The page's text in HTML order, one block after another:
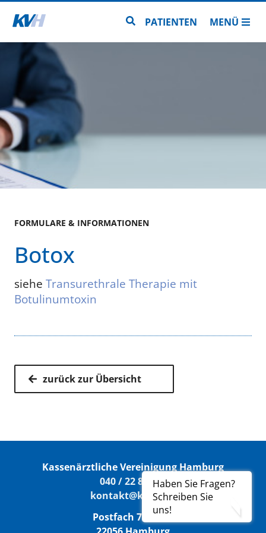
Zur Startseite Zur Seitensuche
PATIENTEN MENÜ
Haben Sie Fragen?
Schreiben Sie
uns!
FORMULARE & INFORMATIONEN
Botox
siehe Transurethrale Therapie mit
Botulinumtoxin
zurück zur Übersicht
Kassenärztliche Vereinigung Hamburg
040 / 22 802 - 0
kontakt@kvhh.de
Postfach 76 06 20